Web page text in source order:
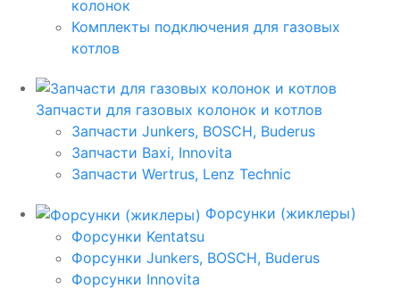
колонок
Комплекты подключения для газовых
котлов
Запчасти для газовых колонок и котлов
Запчасти Junkers, BOSCH, Buderus
Запчасти Baxi, Innovita
Запчасти Wertrus, Lenz Technic
Форсунки (жиклеры)
Форсунки Kentatsu
Форсунки Junkers, BOSCH, Buderus
Форсунки Innovita